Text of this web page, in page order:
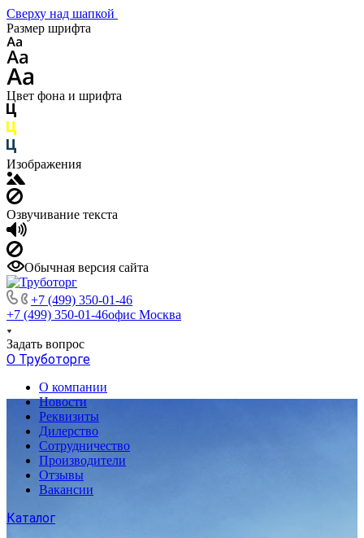
Сверху над шапкой
Размер шрифта
Цвет фона и шрифта
Изображения
Озвучивание текста
Обычная версия сайта
+7 (499) 350-01-46
+7 (499) 350-01-46офис Москва
Задать вопрос
О Труботорге
О компании
Новости
Реквизиты
Дилерство
Сотрудничество
Производители
Отзывы
Вакансии
Каталог